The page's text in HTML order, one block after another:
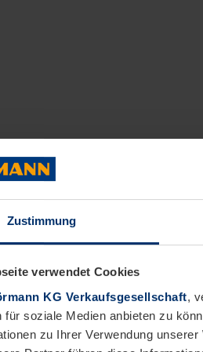
Zustimmung
verwendet Cookies
KG Verkaufsgesellschaft,
für soziale Medien anbieten zu
zu Ihrer Verwendung